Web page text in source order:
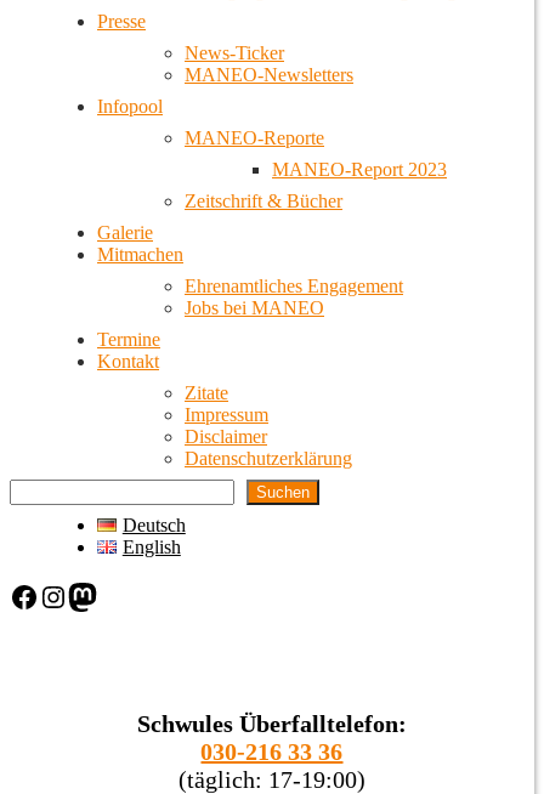
Presse
News-Ticker
MANEO-Newsletters
Infopool
MANEO-Reporte
MANEO-Report 2023
Zeitschrift & Bücher
Galerie
Mitmachen
Ehrenamtliches Engagement
Jobs bei MANEO
Termine
Kontakt
Zitate
Impressum
Disclaimer
Datenschutzerklärung
Suchen
Deutsch
English
Facebook Instagram Mastodon
Schwules Überfalltelefon:
030-216 33 36
(täglich: 17-19:00)